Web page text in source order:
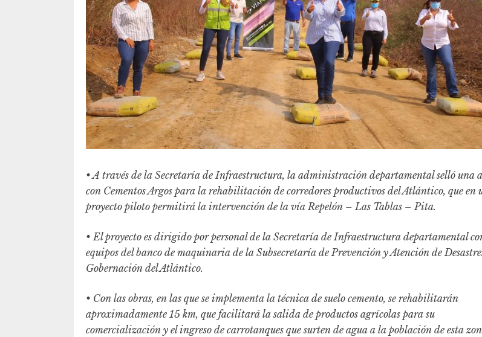
• A través de la Secretaría de Infraestructura, la administración departamental selló una
con Cementos Argos para la rehabilitación de corredores productivos del Atlántico, que en
proyecto piloto permitirá la intervención de la vía Repelón – Las Tablas – Pita.
• El proyecto es dirigido por personal de la Secretaría de Infraestructura departamental
equipos del banco de maquinaria de la Subsecretaría de Prevención y Atención de
Gobernación del Atlántico.
• Con las obras, en las que se implementa la técnica de suelo cemento, se rehabilitarán
aproximadamente 15 km, que facilitará la salida de productos agrícolas para su
comercialización y el ingreso de carrotanques que surten de agua a la población de esta